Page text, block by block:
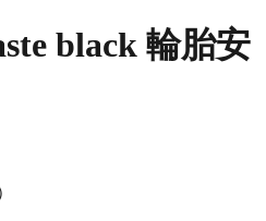
black 輪胎安